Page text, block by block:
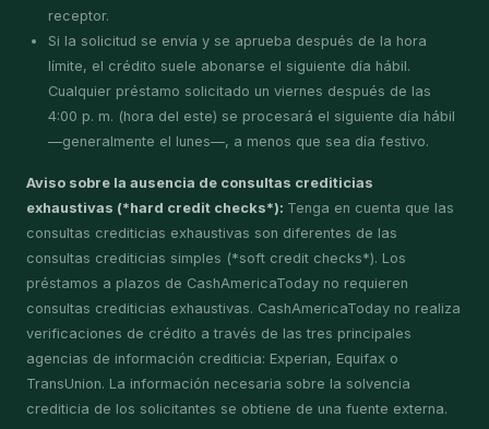
receptor.
Si la solicitud se envía y se aprueba después de la hora
límite, el crédito suele abonarse el siguiente día hábil.
Cualquier préstamo solicitado un viernes después de las
4:00 p. m. (hora del este) se procesará el siguiente día hábil
—generalmente el lunes—, a menos que sea día festivo.
Aviso sobre la ausencia de consultas crediticias
exhaustivas (*hard credit checks*): Tenga en cuenta que las
consultas crediticias exhaustivas son diferentes de las
consultas crediticias simples (*soft credit checks*). Los
préstamos a plazos de CashAmericaToday no requieren
consultas crediticias exhaustivas. CashAmericaToday no realiza
verificaciones de crédito a través de las tres principales
agencias de información crediticia: Experian, Equifax o
TransUnion. La información necesaria sobre la solvencia
crediticia de los solicitantes se obtiene de una fuente externa.